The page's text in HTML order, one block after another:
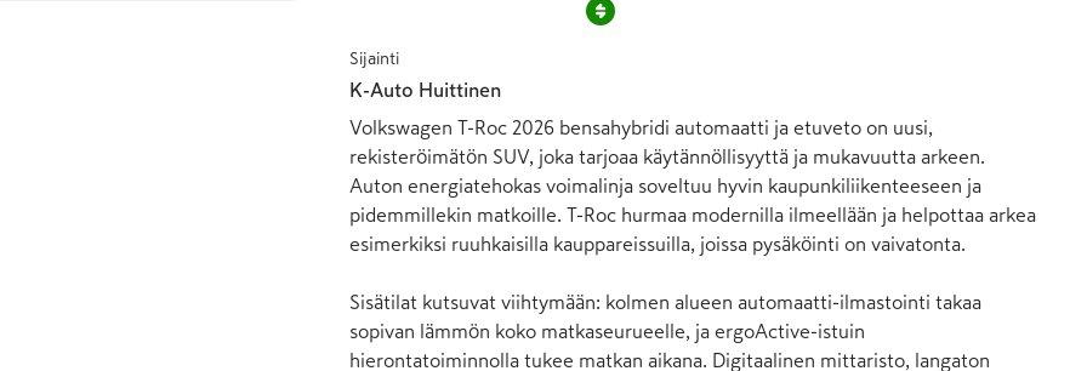
Sijainti
K-Auto Huittinen
Volkswagen T-Roc 2026 bensahybridi automaatti ja etuveto on uusi,
rekisteröimätön SUV, joka tarjoaa käytännöllisyyttä ja mukavuutta arkeen.
Auton energiatehokas voimalinja soveltuu hyvin kaupunkiliikenteeseen ja
pidemmillekin matkoille. T-Roc hurmaa modernilla ilmeellään ja helpottaa arkea
esimerkiksi ruuhkaisilla kauppareissuilla, joissa pysäköinti on vaivatonta.
Sisätilat kutsuvat viihtymään: kolmen alueen automaatti-ilmastointi takaa
sopivan lämmön koko matkaseurueelle, ja ergoActive-istuin
hierontatoiminnolla tukee matkan aikana. Digitaalinen mittaristo, langaton